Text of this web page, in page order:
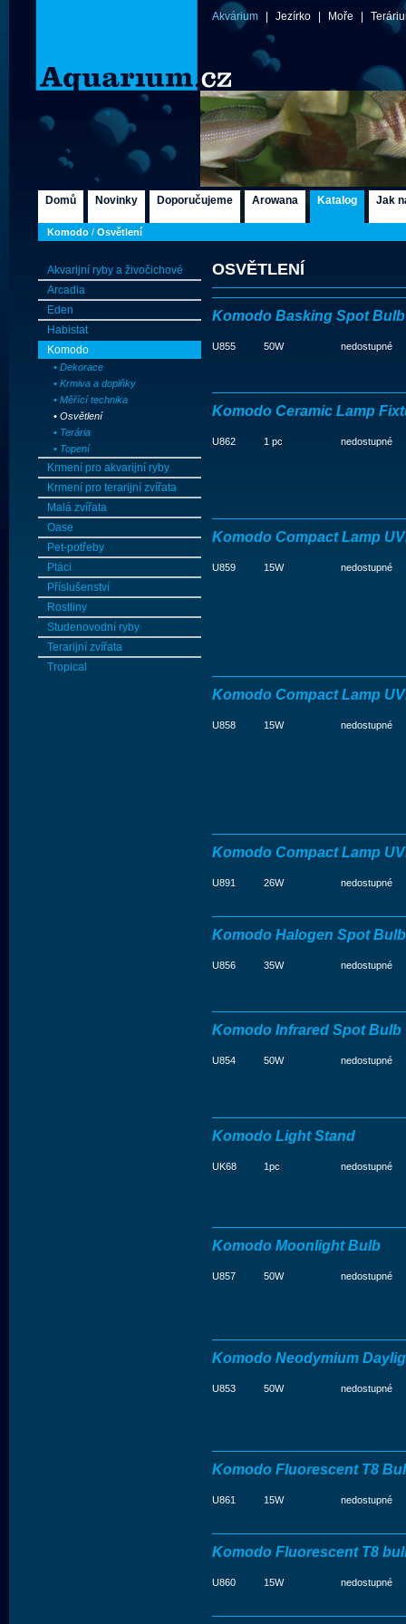
Akvárium Jezírko Moře
Domů Novinky Doporučujeme Arowana Katalog Jak
Komodo / Osvětlení
Akvarijní ryby a živočichové
Arcadia
Eden
Habistat
Komodo
• Dekorace
• Krmiva a doplňky
• Měřící technika
• Osvětlení
• Terária
• Topení
Krmení pro akvarijní ryby
Krmení pro terarijní zvířata
Malá zvířata
Oase
Pet-potřeby
Ptáci
Příslušenství
Rostliny
Studenovodní ryby
Terarijní zvířata
Tropical
OSVĚTLENÍ
Komodo Basking Spot Bulb
U855 50W nedostupné
Komodo Ceramic Lamp
U862 1 pc nedostupné
Komodo Compact Lamp
U859 15W nedostupné
Komodo Compact Lamp
U858 15W nedostupné
Komodo Compact Lamp
U891 26W nedostupné
Komodo Halogen Spot Bulb
U856 35W nedostupné
Komodo Infrared Spot Bulb
U854 50W nedostupné
Komodo Light Stand
UK68 1pc nedostupné
Komodo Moonlight Bulb
U857 50W nedostupné
Komodo Neodymium
U853 50W nedostupné
Komodo Fluorescent T8
U861 15W nedostupné
Komodo Fluorescent T8
U860 15W nedostupné